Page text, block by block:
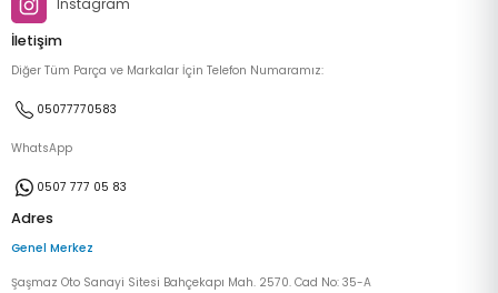
Instagram
İletişim
Diğer Tüm Parça ve Markalar İçin Telefon Numaramız:
05077770583
WhatsApp
0507 777 05 83
Adres
Genel Merkez
Şaşmaz Oto Sanayi Sitesi Bahçekapı Mah. 2570. Cad No: 35-A